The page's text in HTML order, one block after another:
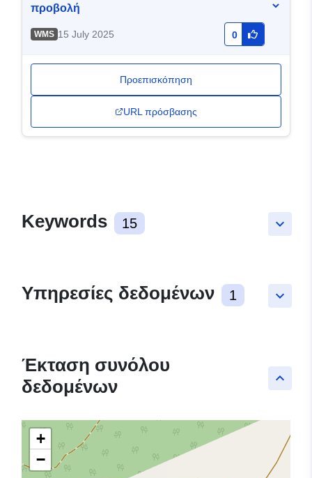
προβολή
WMS 15 July 2025 0
Προεπισκόπηση
URL πρόσβασης
keyboard_arrow_down
Keywords 15
keyboard_arrow_down
Υπηρεσίες δεδομένων 1
keyboard_arrow_up
Έκταση συνόλου
δεδομένων
+
−